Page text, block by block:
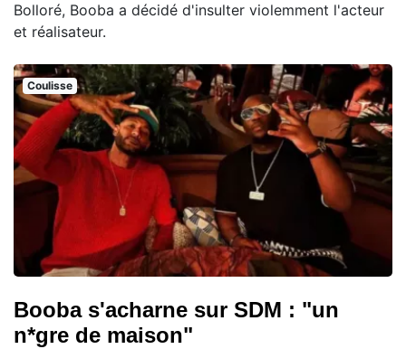
Bolloré, Booba a décidé d'insulter violemment l'acteur
et réalisateur.
Coulisse
Booba s'acharne sur SDM : "un
n*gre de maison"